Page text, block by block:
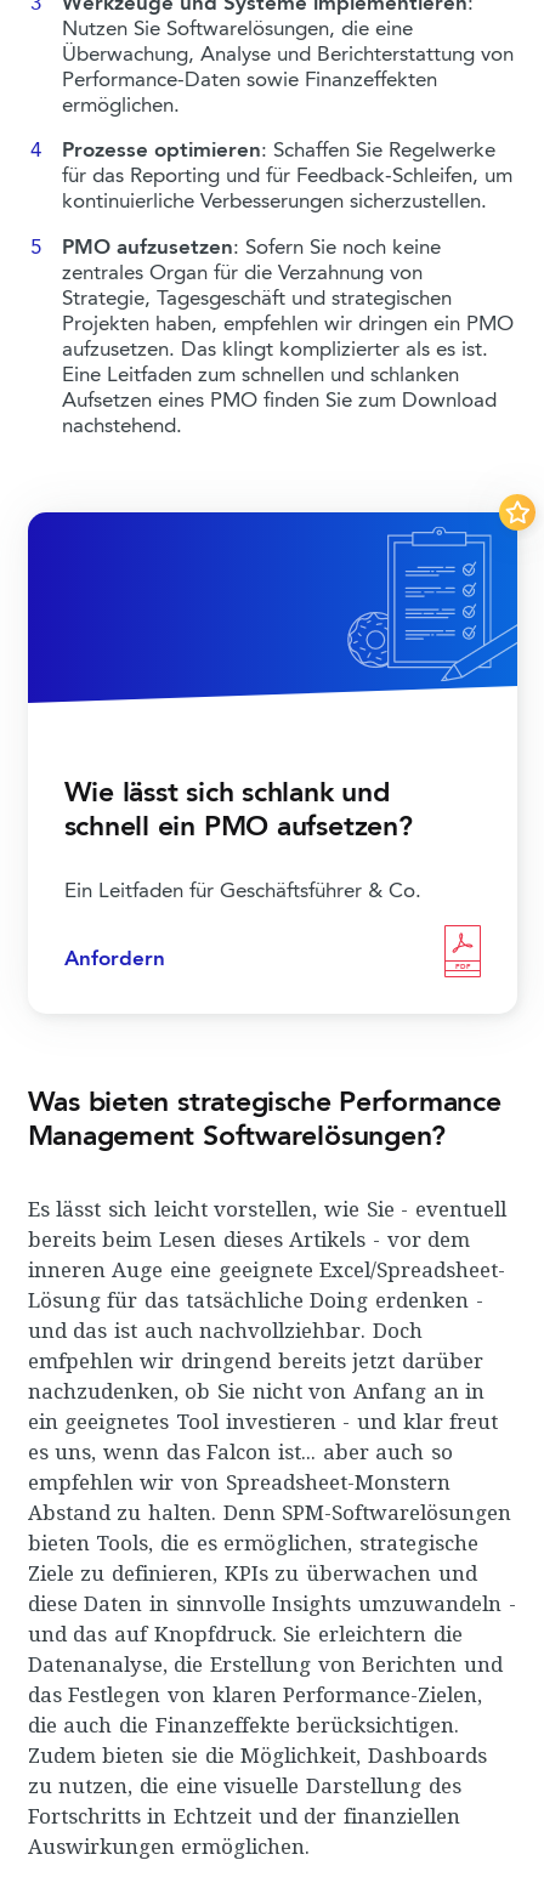
Nutzen Sie Softwarelösungen, die eine
Überwachung, Analyse und Berichterstattung von
Performance-Daten sowie Finanzeffekten
ermöglichen.
Prozesse optimieren: Schaffen Sie Regelwerke
für das Reporting und für Feedback-Schleifen, um
kontinuierliche Verbesserungen sicherzustellen.
PMO aufzusetzen: Sofern Sie noch keine
zentrales Organ für die Verzahnung von
Strategie, Tagesgeschäft und strategischen
Projekten haben, empfehlen wir dringen ein PMO
aufzusetzen. Das klingt komplizierter als es ist.
Eine Leitfaden zum schnellen und schlanken
Aufsetzen eines PMO finden Sie zum Download
nachstehend.
Wie lässt sich schlank und
schnell ein PMO aufsetzen?
Ein Leitfaden für Geschäftsführer & Co.
Anfordern PDF
Was bieten strategische Performance
Management Softwarelösungen?
Es lässt sich leicht vorstellen, wie Sie - eventuell
bereits beim Lesen dieses Artikels - vor dem
inneren Auge eine geeignete Excel/Spreadsheet-
Lösung für das tatsächliche Doing erdenken -
und das ist auch nachvollziehbar. Doch
emfpehlen wir dringend bereits jetzt darüber
nachzudenken, ob Sie nicht von Anfang an in
ein geeignetes Tool investieren - und klar freut
es uns, wenn das Falcon ist... aber auch so
empfehlen wir von Spreadsheet-Monstern
Abstand zu halten. Denn SPM-Softwarelösungen
bieten Tools, die es ermöglichen, strategische
Ziele zu definieren, KPIs zu überwachen und
diese Daten in sinnvolle Insights umzuwandeln -
und das auf Knopfdruck. Sie erleichtern die
Datenanalyse, die Erstellung von Berichten und
das Festlegen von klaren Performance-Zielen,
die auch die Finanzeffekte berücksichtigen.
Zudem bieten sie die Möglichkeit, Dashboards
zu nutzen, die eine visuelle Darstellung des
Fortschritts in Echtzeit und der finanziellen
Auswirkungen ermöglichen.